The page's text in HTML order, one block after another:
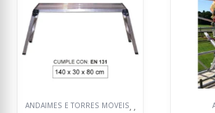
ANDAIMES,